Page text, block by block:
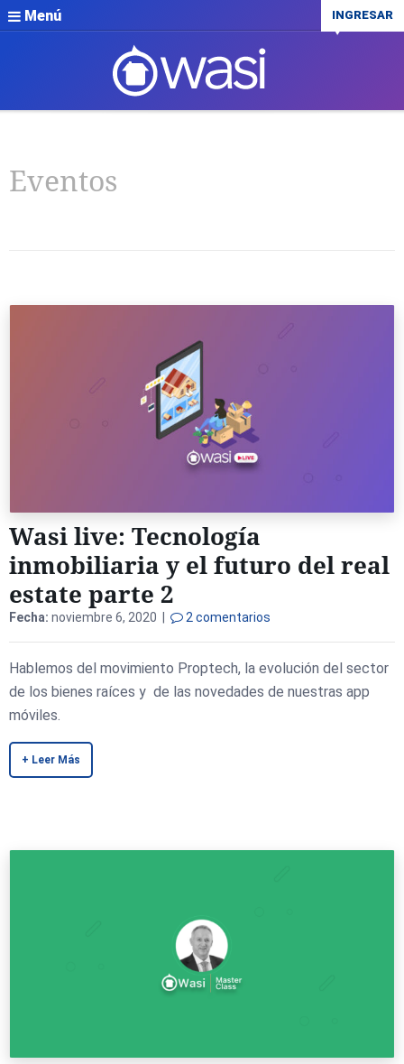
Menú INGRESAR
Eventos
Wasi live: Tecnología
inmobiliaria y el futuro del real
estate parte 2
Fecha: noviembre 6, 2020 | 2 comentarios
Hablemos del movimiento Proptech, la evolución del sector
de los bienes raíces y de las novedades de nuestras app
móviles.
+ Leer Más